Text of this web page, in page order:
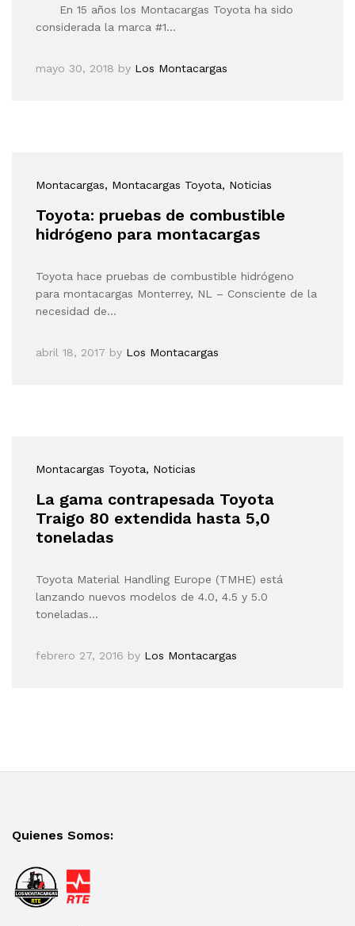
En 15 años los Montacargas Toyota ha sido
considerada la marca #1…
mayo 30, 2018 by Los Montacargas
Montacargas, Montacargas Toyota, Noticias
Toyota: pruebas de combustible
hidrógeno para montacargas
Toyota hace pruebas de combustible hidrógeno
para montacargas Monterrey, NL – Consciente de la
necesidad de…
abril 18, 2017 by Los Montacargas
Montacargas Toyota, Noticias
La gama contrapesada Toyota
Traigo 80 extendida hasta 5,0
toneladas
Toyota Material Handling Europe (TMHE) está
lanzando nuevos modelos de 4.0, 4.5 y 5.0
toneladas…
febrero 27, 2016 by Los Montacargas
Quienes Somos: